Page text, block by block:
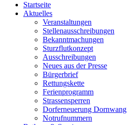
Startseite
Aktuelles
Veranstaltungen
Stellenausschreibungen
Bekanntmachungen
Sturzflutkonzept
Ausschreibungen
Neues aus der Presse
Bürgerbrief
Rettungskette
Ferienprogramm
Strassensperren
Dorferneuerung Dornwang
Notrufnummern